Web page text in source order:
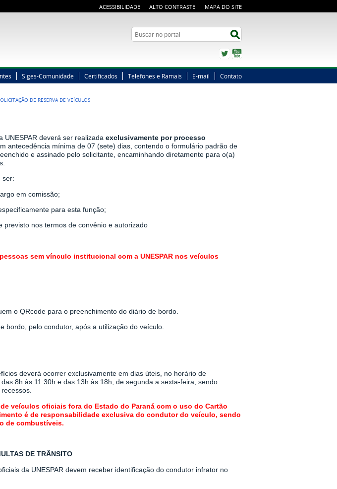
ACESSIBILIDADE ALTO CONTRASTE MAPA DO SITE
Busca
Twitter
Siges-Comunidade Certificados Telefones e Ramais E-mail Contato
DE RESERVA DE VEÍCULOS
UNESPAR deverá ser realizada exclusivamente por processo
antecedência mínima de 07 (sete) dias, contendo o formulário padrão de
e assinado pelo solicitante, encaminhando diretamente para o(a)
ser:
em comissão;
para esta função;
previsto nos termos de convênio e autorizado
sem vínculo institucional com a UNESPAR nos veículos
o QRcode para o preenchimento do diário de bordo.
bordo, pelo condutor, após a utilização do veículo.
deverá ocorrer exclusivamente em dias úteis, no horário de
8h às 11:30h e das 13h às 18h, de segunda a sexta-feira, sendo
.
veículos oficiais fora do Estado do Paraná com o uso do Cartão
é de responsabilidade exclusiva do condutor do veículo, sendo
de combustíveis.
DE TRÂNSITO
da UNESPAR devem receber identificação do condutor infrator no